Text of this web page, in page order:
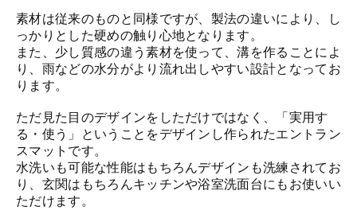
素材は従来のものと同様ですが、製法の違いにより、し
っかりとした硬めの触り心地となります。
また、少し質感の違う素材を使って、溝を作ることによ
り、雨などの水分がより流れ出しやすい設計となってお
ります。
ただ見た目のデザインをしただけではなく、「実用す
る・使う」ということをデザインし作られたエントラン
スマットです。
水洗いも可能な性能はもちろんデザインも洗練されてお
り、玄関はもちろんキッチンや浴室洗面台にもお使いい
ただけます。